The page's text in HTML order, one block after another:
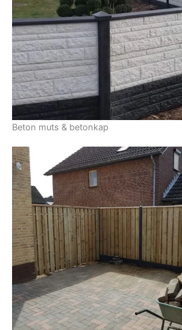
Beton muts & betonkap